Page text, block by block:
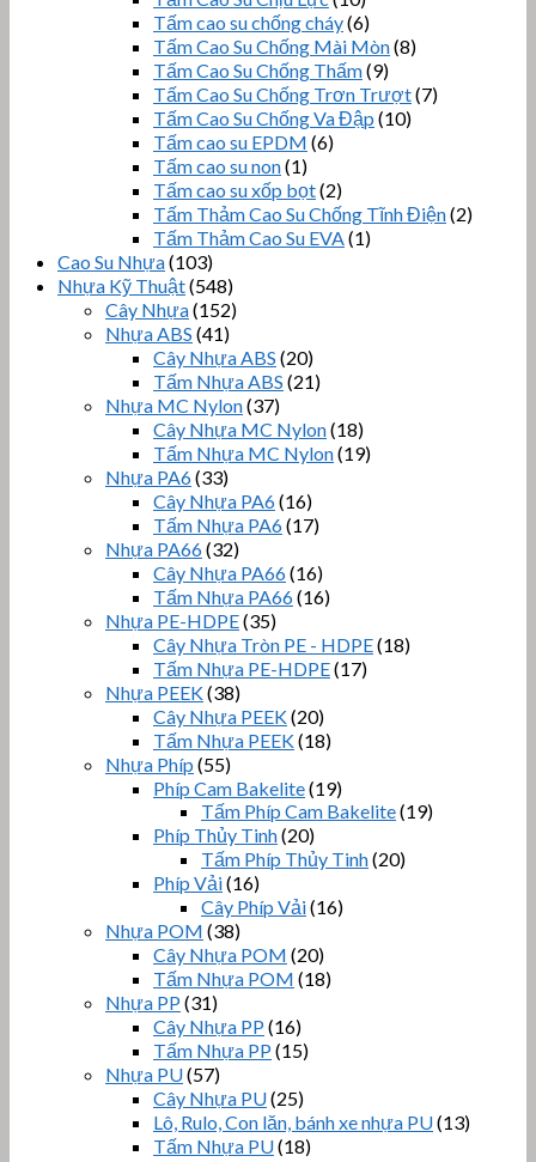
Tấm cao su chống cháy(6)
Tấm Cao Su Chống Mài Mòn(8)
Tấm Cao Su Chống Thấm(9)
Tấm Cao Su Chống Trơn Trượt(7)
Tấm Cao Su Chống Va Đập (10)
Tấm cao su EPDM (6)
Tấm cao su non(1)
Tấm cao su xốp bọt(2)
Tấm Thảm Cao Su Chống Tĩnh Điện(2)
Tấm Thảm Cao Su EVA(1)
Cao Su Nhựa(103)
Nhựa Kỹ Thuật(548)
Cây Nhựa(152)
Nhựa ABS (41)
Cây Nhựa ABS (20)
Tấm Nhựa ABS (21)
Nhựa MC Nylon(37)
Cây Nhựa MC Nylon(18)
Tấm Nhựa MC Nylon(19)
Nhựa PA6(33)
Cây Nhựa PA6(16)
Tấm Nhựa PA6(17)
Nhựa PA66(32)
Cây Nhựa PA66(16)
Tấm Nhựa PA66(16)
Nhựa PE-HDPE(35)
Cây Nhựa Tròn PE - HDPE(18)
Tấm Nhựa PE-HDPE(17)
Nhựa PEEK(38)
Cây Nhựa PEEK(20)
Tấm Nhựa PEEK(18)
Nhựa Phíp (55)
Phíp Cam Bakelite(19)
Tấm Phíp Cam Bakelite(19)
Phíp Thủy Tinh(20)
Tấm Phíp Thủy Tinh(20)
Phíp Vải(16)
Cây Phíp Vải(16)
Nhựa POM (38)
Cây Nhựa POM (20)
Tấm Nhựa POM (18)
Nhựa PP (31)
Cây Nhựa PP (16)
Tấm Nhựa PP (15)
Nhựa PU(57)
Cây Nhựa PU(25)
Lô, Rulo, Con lăn, bánh xe nhựa PU(13)
Tấm Nhựa PU(18)